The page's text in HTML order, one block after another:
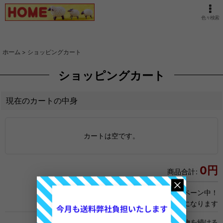
色々検索
ホーム > ショッピングカート
ショッピングカート
現在のカートの中身
カートは空です。
商品合計: 0円
★只今送料無料キャンペーン中！
１回のご注文商品代金\11,000以上対象になります